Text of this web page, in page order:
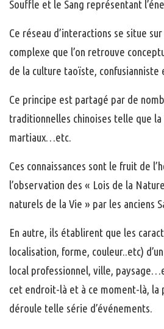
Souffle et le Sang représentant
Ce réseau d’interactions se situe
complexe que l’on retrouve
de la culture taoïste, confusianniste
Ce principe est partagé par de
traditionnelles chinoises telle que
martiaux…etc.
Ces connaissances sont le fruit de
l’observation des « Lois de la
naturels de la Vie » par les anciens
En autre, ils établirent que les
localisation, forme, couleur..etc)
local professionnel, ville,
cet endroit-là et à ce moment-là, la
déroule telle série d’événements.